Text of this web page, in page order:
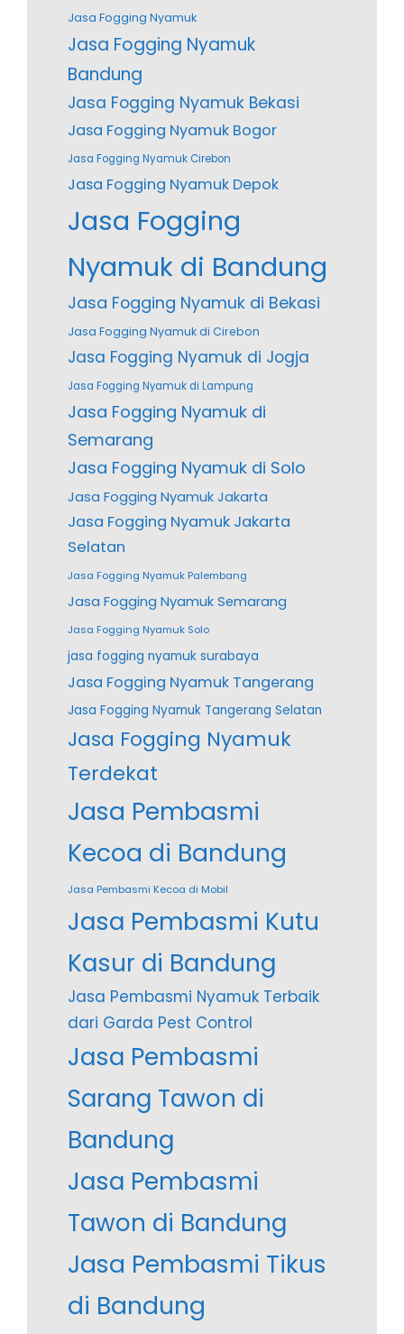
Jasa Fogging Nyamuk
Jasa Fogging Nyamuk
Bandung
Jasa Fogging Nyamuk Bekasi
Jasa Fogging Nyamuk Bogor
Jasa Fogging Nyamuk Cirebon
Jasa Fogging Nyamuk Depok
Jasa Fogging
Nyamuk di Bandung
Jasa Fogging Nyamuk di Bekasi
Jasa Fogging Nyamuk di Cirebon
Jasa Fogging Nyamuk di Jogja
Jasa Fogging Nyamuk di Lampung
Jasa Fogging Nyamuk di
Semarang
Jasa Fogging Nyamuk di Solo
Jasa Fogging Nyamuk Jakarta
Jasa Fogging Nyamuk Jakarta
Selatan
Jasa Fogging Nyamuk Palembang
Jasa Fogging Nyamuk Semarang
Jasa Fogging Nyamuk Solo
jasa fogging nyamuk surabaya
Jasa Fogging Nyamuk Tangerang
Jasa Fogging Nyamuk Tangerang Selatan
Jasa Fogging Nyamuk
Terdekat
Jasa Pembasmi
Kecoa di Bandung
Jasa Pembasmi Kecoa di Mobil
Jasa Pembasmi Kutu
Kasur di Bandung
Jasa Pembasmi Nyamuk Terbaik
dari Garda Pest Control
Jasa Pembasmi
Sarang Tawon di
Bandung
Jasa Pembasmi
Tawon di Bandung
Jasa Pembasmi Tikus
di Bandung